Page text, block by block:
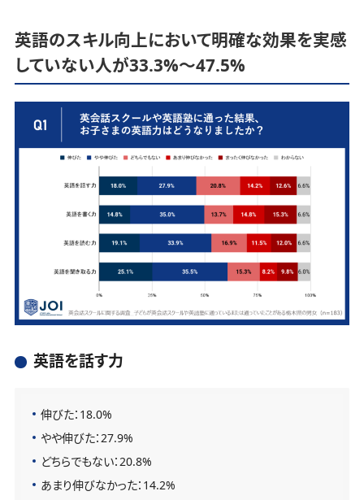
英語のスキル向上において明確な効果を実感
していない人が33.3%～47.5%
英語を話す力
伸びた：18.0%
やや伸びた：27.9%
どちらでもない：20.8%
あまり伸びなかった：14.2%